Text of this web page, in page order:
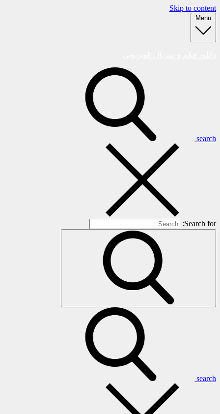
Skip to content
Menu
search
Search for:
search